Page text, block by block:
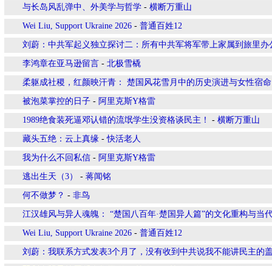
与长岛风乱弹中、外美学与哲学 - 横断万重山
Wei Liu, Support Ukraine 2026 - 普通百姓12
刘蔚：中共军起义独立探讨二：所有中共军将军带上家属到旅里办
李鸿章在亚马逊留言 - 北极雪橇
柔躯成社稷，红颜映汗青： 楚国风花雪月中的历史演进与女性宿命
被泡菜掌控的日子 - 阿里克斯Y格雷
1989绝食装死逼邓认错的流氓学生没资格谈民主！ - 横断万重山
藏头五绝：云上真缘 -快活老人
我为什么不回私信 - 阿里克斯Y格雷
逃出生天（3） - 蒋闻铭
何不做梦？ - 非鸟
江汉雄风与异人魂魄： “楚国八百年·楚国异人篇”的文化重构与当
Wei Liu, Support Ukraine 2026 - 普通百姓12
刘蔚：我联系方式发表3个月了，没有收到中共说我不能讲民主的